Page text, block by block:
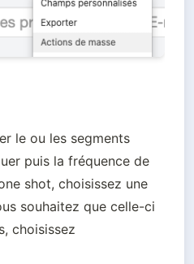
le ou les segments
puis la fréquence de
shot, choisissez une
souhaitez que celle-ci
choisissez